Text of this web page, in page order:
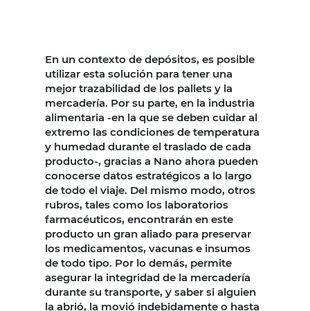
En un contexto de depósitos, es posible
utilizar esta solución para tener una
mejor trazabilidad de los pallets y la
mercadería. Por su parte, en la industria
alimentaria -en la que se deben cuidar al
extremo las condiciones de temperatura
y humedad durante el traslado de cada
producto-, gracias a Nano ahora pueden
conocerse datos estratégicos a lo largo
de todo el viaje. Del mismo modo, otros
rubros, tales como los laboratorios
farmacéuticos, encontrarán en este
producto un gran aliado para preservar
los medicamentos, vacunas e insumos
de todo tipo. Por lo demás, permite
asegurar la integridad de la mercadería
durante su transporte, y saber si alguien
la abrió, la movió indebidamente o hasta